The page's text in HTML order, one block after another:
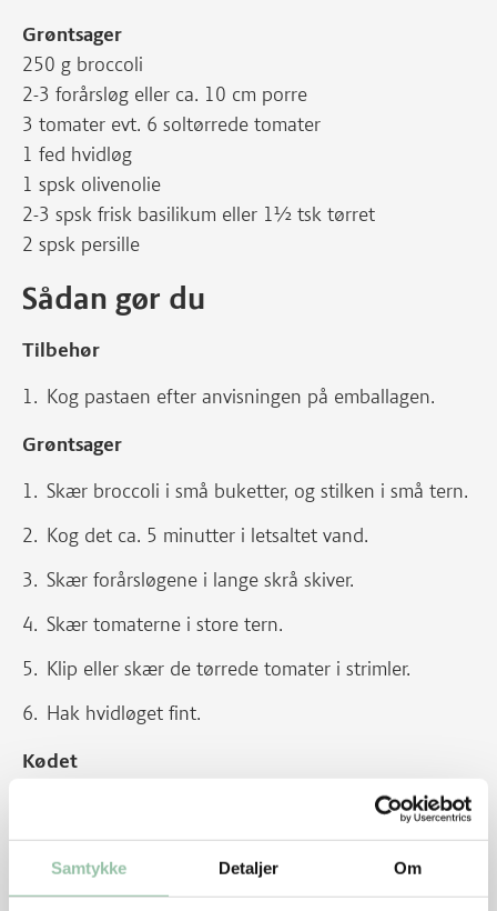
Samtykke Detaljer Om
Grøntsager
250 g broccoli
2-3 forårsløg eller ca. 10 cm porre
3 tomater evt. 6 soltørrede tomater
1 fed hvidløg
1 spsk olivenolie
2-3 spsk frisk basilikum eller 1½ tsk tørret
2 spsk persille
Sådan gør du
Tilbehør
Kog pastaen efter anvisningen på emballagen.
Grøntsager
Skær broccoli i små buketter, og stilken i små tern.
Kog det ca. 5 minutter i letsaltet vand.
Skær forårsløgene i lange skrå skiver.
Skær tomaterne i store tern.
Klip eller skær de tørrede tomater i strimler.
Hak hvidløget fint.
Kødet
Dup schnitzlerne tørre med køkkenrulle.
Lad smørret blive gyldent på en pande ved kraftig